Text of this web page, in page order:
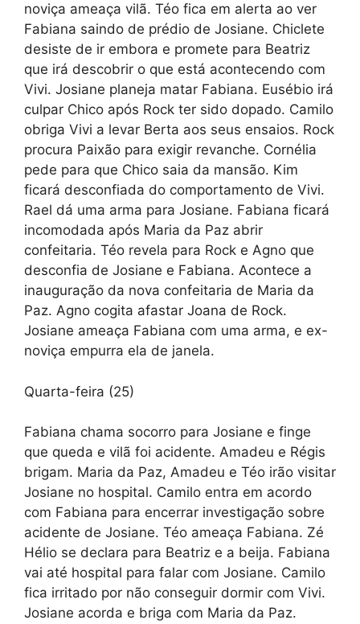
noviça ameaça vilã. Téo fica em alerta ao ver
Fabiana saindo de prédio de Josiane. Chiclete
desiste de ir embora e promete para Beatriz
que irá descobrir o que está acontecendo com
Vivi. Josiane planeja matar Fabiana. Eusébio irá
culpar Chico após Rock ter sido dopado. Camilo
obriga Vivi a levar Berta aos seus ensaios. Rock
procura Paixão para exigir revanche. Cornélia
pede para que Chico saia da mansão. Kim
ficará desconfiada do comportamento de Vivi.
Rael dá uma arma para Josiane. Fabiana ficará
incomodada após Maria da Paz abrir
confeitaria. Téo revela para Rock e Agno que
desconfia de Josiane e Fabiana. Acontece a
inauguração da nova confeitaria de Maria da
Paz. Agno cogita afastar Joana de Rock.
Josiane ameaça Fabiana com uma arma, e ex-
noviça empurra ela de janela.
Quarta-feira (25)
Fabiana chama socorro para Josiane e finge
que queda e vilã foi acidente. Amadeu e Régis
brigam. Maria da Paz, Amadeu e Téo irão visitar
Josiane no hospital. Camilo entra em acordo
com Fabiana para encerrar investigação sobre
acidente de Josiane. Téo ameaça Fabiana. Zé
Hélio se declara para Beatriz e a beija. Fabiana
vai até hospital para falar com Josiane. Camilo
fica irritado por não conseguir dormir com Vivi.
Josiane acorda e briga com Maria da Paz.